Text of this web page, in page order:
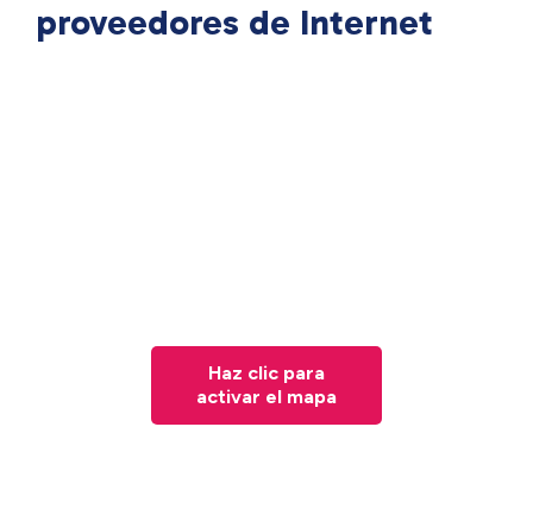
proveedores de Internet
Haz clic para
activar el mapa